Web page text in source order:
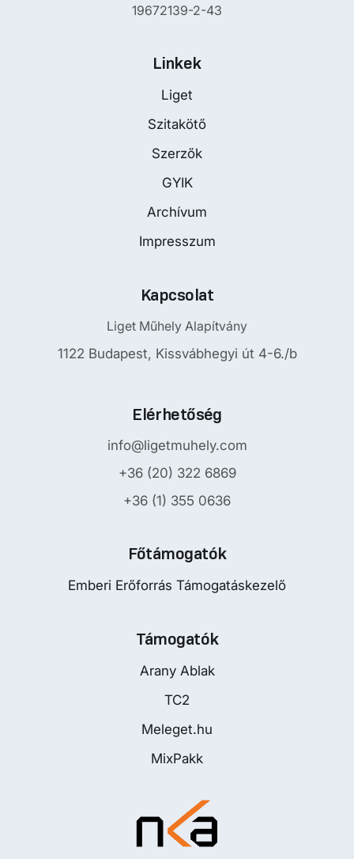
19672139-2-43
Linkek
Liget
Szitakötő
Szerzők
GYIK
Archívum
Impresszum
Kapcsolat
Liget Műhely Alapítvány
1122 Budapest, Kissvábhegyi út 4-6./b
Elérhetőség
info@ligetmuhely.com
+36 (20) 322 6869
+36 (1) 355 0636
Főtámogatók
Emberi Erőforrás Támogatáskezelő
Támogatók
Arany Ablak
TC2
Meleget.hu
MixPakk